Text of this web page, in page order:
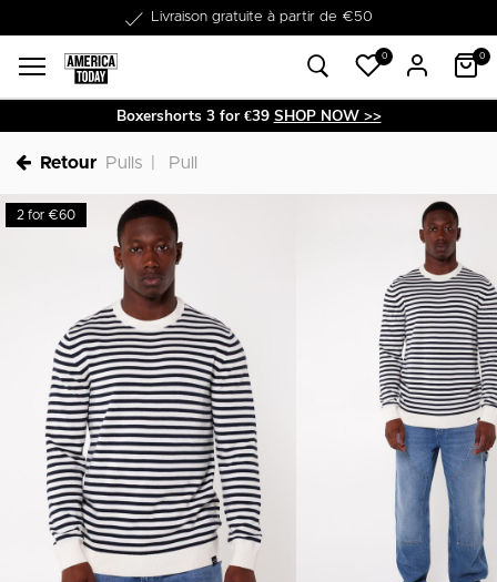
Dans les 1-3 jours livrable
0 0
Boxershorts 3 for €39 SHOP NOW >>
Retour Pulls Pull
2 for €60